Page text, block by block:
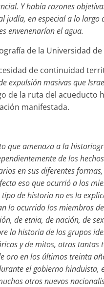
Y había razones
judía, en especial a lo largo
envenenarían el agua.
de la Universidad
de continuidad
expulsión masivas que
de la ruta del
manifestada.
que amenaza a la
de los
en sus diferentes
eso que ocurrió a los
de historia no es la
lo ocurrido los miembros
de etnia, de nación, de
la historia de los grupos
y de mitos, otras tantas
oro en los últimos treinta
el gobierno hinduista,
otros nuevos